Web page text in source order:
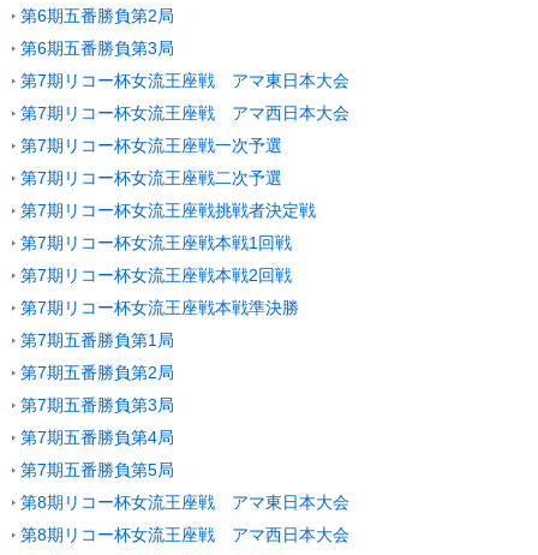
第6期五番勝負第2局
第6期五番勝負第3局
第7期リコー杯女流王座戦 アマ東日本大会
第7期リコー杯女流王座戦 アマ西日本大会
第7期リコー杯女流王座戦一次予選
第7期リコー杯女流王座戦二次予選
第7期リコー杯女流王座戦挑戦者決定戦
第7期リコー杯女流王座戦本戦1回戦
第7期リコー杯女流王座戦本戦2回戦
第7期リコー杯女流王座戦本戦準決勝
第7期五番勝負第1局
第7期五番勝負第2局
第7期五番勝負第3局
第7期五番勝負第4局
第7期五番勝負第5局
第8期リコー杯女流王座戦 アマ東日本大会
第8期リコー杯女流王座戦 アマ西日本大会